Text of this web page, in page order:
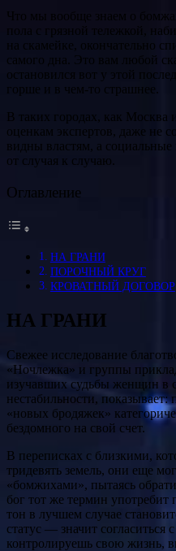
Что мы вообще знаем о
пола с грязной тележкой,
на скамейке, окончательно
самого дна. Это вам любой
остановился вот у этой
горше и в чем-то страшнее.
В таких городах, как Москва
оценкам экспертов, даже не
видны властям, а
от случая к случаю.
Оглавление
НА ГРАНИ
ПОРОЧНЫЙ КРУГ
КРОВАТНЫЙ ДОГОВОР
НА ГРАНИ
Свежее исследование
«Ночлежка» и группы
изучавших судьбы женщин в
нестабильности,
«новых бродяжек»
бездомного на свой счет.
В переписках с близкими,
тридевять земель, они еще
«бомжихами», пытаясь
бог тот же термин употребит
тон в лучшем случае
статус — значит согласиться
контролируешь свою жизнь,